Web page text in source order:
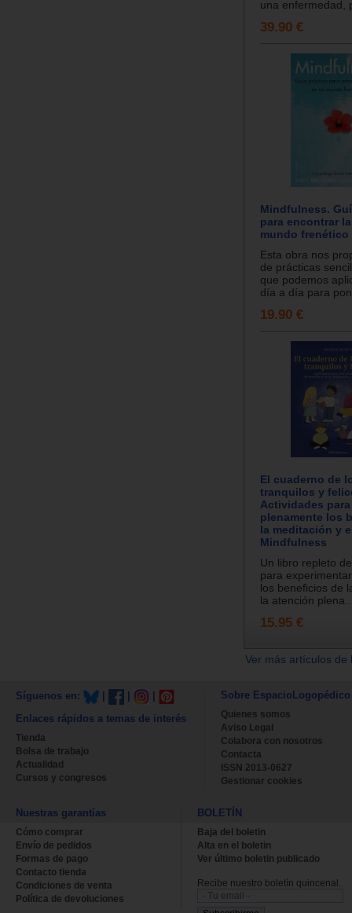
una enfermedad,
39.90 €
Mindfulness.
para encontrar
mundo frenético
Esta obra nos
de prácticas
que podemos
día a día para
19.90 €
El cuaderno de
tranquilos y
Actividades
plenamente los
la meditación y
Mindfulness
Un libro repleto
para
los beneficios de
la atención
15.95 €
Ver más artículos
Síguenos en:
Enlaces rápidos a temas de interés
Tienda
Bolsa de trabajo
Actualidad
Cursos y congresos
Sobre EspacioLogopédico
Quienes somos
Aviso Legal
Colabora con nosotros
Contacta
ISSN 2013-0627
Gestionar cookies
Nuestras garantías
Cómo comprar
Envío de pedidos
Formas de pago
Contacto tienda
Condiciones de venta
Política de devoluciones
BOLETÍN
Baja del boletin
Alta en el boletin
Ver último boletin publicado
Recibe nuestro boletín quincenal.